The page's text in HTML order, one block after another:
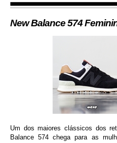
New Balance 574
Um dos maiores clássicos dos
Balance 574 chega para as